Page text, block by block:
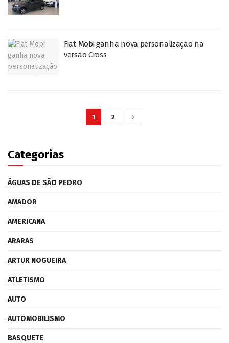
Fiat Mobi ganha nova personalização na
versão Cross
1 2
Categorias
ÁGUAS DE SÃO PEDRO
AMADOR
AMERICANA
ARARAS
ARTUR NOGUEIRA
ATLETISMO
AUTO
AUTOMOBILISMO
BASQUETE